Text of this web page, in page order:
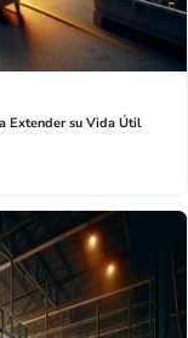
Extender su Vida Útil